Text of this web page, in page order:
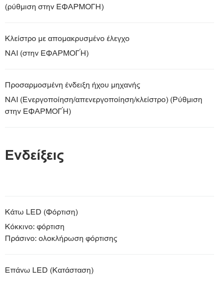
(ρύθμιση στην ΕΦΑΡΜΟΓΗ)
Κλείστρο με απομακρυσμένο έλεγχο
ΝΑΙ (στην ΕΦΑΡΜΟΓΉ)
Προσαρμοσμένη ένδειξη ήχου μηχανής
ΝΑΙ (Ενεργοποίηση/απενεργοποίηση/κλείστρο) (Ρύθμιση
στην ΕΦΑΡΜΟΓΉ)
Ενδείξεις
Κάτω LED (Φόρτιση)
Κόκκινο: φόρτιση
Πράσινο: ολοκλήρωση φόρτισης
Επάνω LED (Κατάσταση)